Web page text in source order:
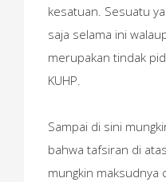
kesatuan. Sesuatu
saja selama ini
merupakan tindak
KUHP.
Sampai di sini
bahwa tafsiran di
mungkin maksudnya